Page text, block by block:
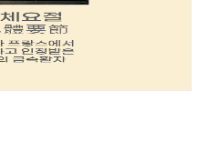
는 주제와 함께 "장벽을 부수고,
존중받는 환경을 만들기" 위한 여러
요한가?지난 1년간 아프가니스탄, 이란,
자국 내 전쟁, 폭력 사태, 정책 변화
여성과 여아에 대한 신뢰도 있는 인권
는 지난해 10월 7일 하마스의 공격
드 케냐는 다크 발렌타인 집회에서
여성의 비극적인 희생은 선정적인 언론
사건을 신고할 수 있는 핫라인과
팀을 만들었다. 마사 쿰 대법원장도
법당국은
는 비판이 만연하다. 경찰은 가정폭력의